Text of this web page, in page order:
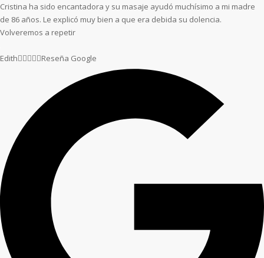
Cristina ha sido encantadora y su masaje ayudó muchísimo a mi madre
de 86 años. Le explicó muy bien a que era debida su dolencia.
Volveremos a repetir
EdithReseña Google